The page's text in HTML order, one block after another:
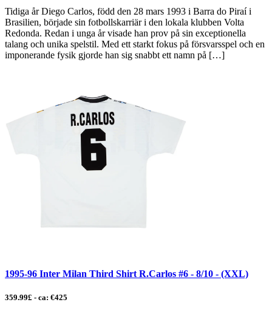
Tidiga år Diego Carlos, född den 28 mars 1993 i Barra do Piraí i
Brasilien, började sin fotbollskarriär i den lokala klubben Volta
Redonda. Redan i unga år visade han prov på sin exceptionella
talang och unika spelstil. Med ett starkt fokus på försvarsspel och en
imponerande fysik gjorde han sig snabbt ett namn på […]
1995-96 Inter Milan Third Shirt R.Carlos #6 - 8/10 - (XXL)
359.99£ - ca: €425